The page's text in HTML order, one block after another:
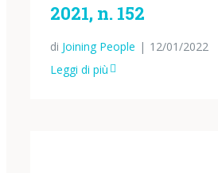
2021, n. 152
di Joining People | 12/01/2022
Leggi di più